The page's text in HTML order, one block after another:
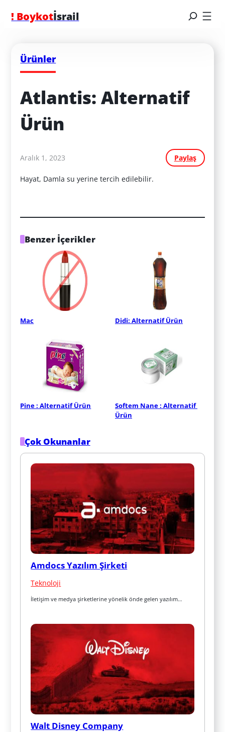
! Boykotİsrail
Ürünler
Atlantis: Alternatif
Ürün
Aralık 1, 2023 Paylaş
Hayat, Damla su yerine tercih edilebilir.
Benzer İçerikler
Mac Didi: Alternatif Ürün
Pine : Alternatif Ürün
Softem Nane : Alternatif
Ürün
Çok Okunanlar
Amdocs Yazılım Şirketi
Teknoloji
İletişim ve medya şirketlerine yönelik önde gelen yazılım…
Walt Disney Company